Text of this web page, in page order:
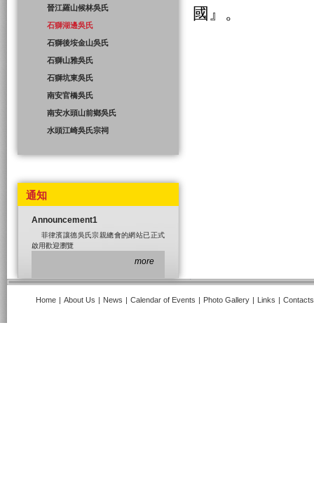
國』。
晉江羅山候林吳氏
石獅湖邊吳氏
石獅後垵金山吳氏
石獅山雅吳氏
石獅坑東吳氏
南安官橋吳氏
南安水頭山前鄉吳氏
水頭江崎吳氏宗祠
通知
Announcement1
菲律濱讓德吳氏宗親總會的網站已正式
啟用歡迎瀏覽
more
Home | About Us | News | Calendar of Events | Photo Gallery | Links | Contacts